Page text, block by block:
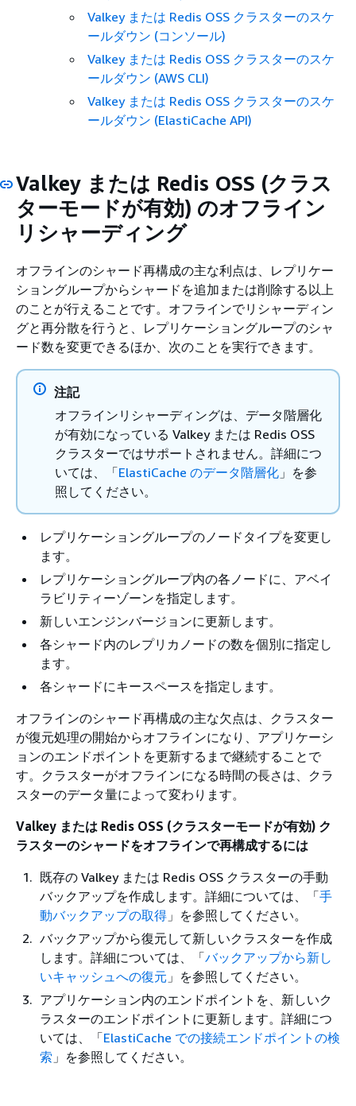
Valkey または Redis OSS クラスターのスケ
ールダウン (コンソール)
Valkey または Redis OSS クラスターのスケ
ールダウン (AWS CLI)
Valkey または Redis OSS クラスターのスケ
ールダウン (ElastiCache API)
Valkey または Redis OSS (クラス
ターモードが有効) のオフライン
リシャーディング
オフラインのシャード再構成の主な利点は、レプリケー
ショングループからシャードを追加または削除する以上
のことが行えることです。オフラインでリシャーディン
グと再分散を行うと、レプリケーショングループのシャ
ード数を変更できるほか、次のことを実行できます。
注記
オフラインリシャーディングは、データ階層化
が有効になっている Valkey または Redis OSS
クラスターではサポートされません。詳細につ
いては、「ElastiCache のデータ階層化 」を参
照してください。
レプリケーショングループのノードタイプを変更し
ます。
レプリケーショングループ内の各ノードに、アベイ
ラビリティーゾーンを指定します。
新しいエンジンバージョンに更新します。
各シャード内のレプリカノードの数を個別に指定し
ます。
各シャードにキースペースを指定します。
オフラインのシャード再構成の主な欠点は、クラスター
が復元処理の開始からオフラインになり、アプリケーシ
ョンのエンドポイントを更新するまで継続することで
す。クラスターがオフラインになる時間の長さは、クラ
スターのデータ量によって変わります。
Valkey または Redis OSS (クラスターモードが有効) ク
ラスターのシャードをオフラインで再構成するには
既存の Valkey または Redis OSS クラスターの手動
バックアップを作成します。詳細については、「手
動バックアップの取得 」を参照してください。
バックアップから復元して新しいクラスターを作成
します。詳細については、「バックアップから新し
いキャッシュへの復元 」を参照してください。
アプリケーション内のエンドポイントを、新しいク
ラスターのエンドポイントに更新します。詳細につ
いては、「ElastiCache での接続エンドポイントの検
索 」を参照してください。